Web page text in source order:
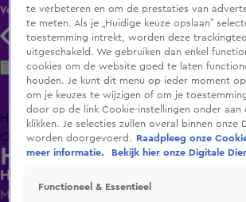
Volg KIJK
Zoeken
HomeUitzending Gemist Programma's
OranjezomerLivestreamsShop
Het Blok
Het bouwbudget van Sonja en
Ma 18 mei, 13:46
te verbeteren en om de prestaties van
te meten. Als je „Huidige keuze opslaan”
toestemming intrekt, worden deze
uitgeschakeld. We gebruiken dan enkel
cookies om de website goed te laten
houden. Je kunt dit menu op ieder moment
om je keuzes te wijzigen of om je
door op de link Cookie-instellingen onder aan
klikken. Je selecties zullen overal binnen onze
worden doorgevoerd.
Raadpleeg onze
meer informatie.
Bekijk hier onze Digitale
Functioneel & Essentieel